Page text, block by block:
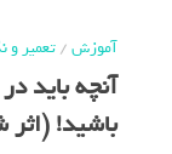
آموزش/تعمیر و
آنچه باید
باشید! (اثر شماره 707 ویژه